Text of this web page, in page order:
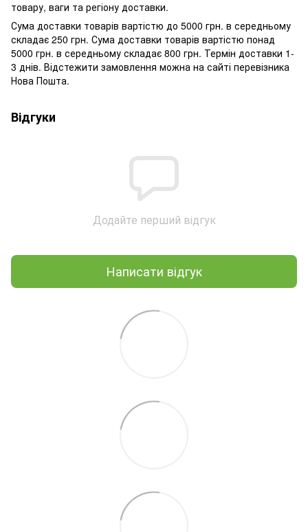
товару, ваги та регіону доставки.
Сума доставки товарів вартістю до 5000 грн. в середньому
складає 250 грн. Сума доставки товарів вартістю понад
5000 грн. в середньому складає 800 грн. Термін доставки 1-
3 днів. Відстежити замовлення можна на сайті перевізника
Нова Пошта.
Відгуки
Додайте перший відгук
Написати відгук